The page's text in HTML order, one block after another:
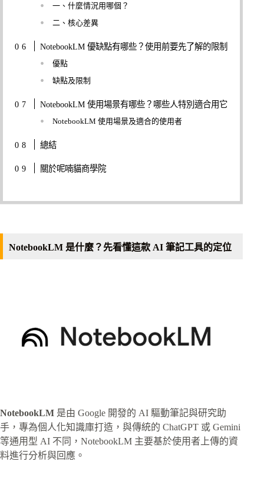
一、什麼情況用哪個？
二、核心差異
NotebookLM 優缺點有哪些？使用前要先了解的限制
優點
缺點及限制
NotebookLM 使用場景有哪些？哪些人特別適合用它
NotebookLM 使用場景及適合的使用者
總結
關於呢喃貓商學院
NotebookLM 是什麼？先看懂這款 AI 筆記工具的定位
NotebookLM 是由 Google 開發的 AI 驅動筆記與研究助
手，專為個人化知識庫打造，與傳統的 ChatGPT 或 Gemini
等通用型 AI 不同，NotebookLM 主要基於使用者上傳的資
料進行分析與回應。